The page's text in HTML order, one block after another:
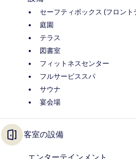
セーフティボックス (フロント
庭園
テラス
図書室
フィットネスセンター
フルサービススパ
サウナ
宴会場
客室の設備